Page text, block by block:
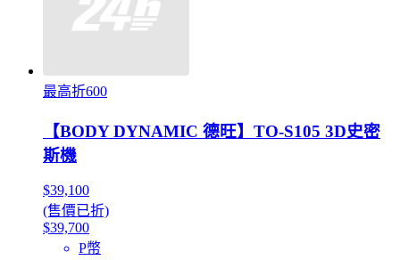
最高折600
【BODY DYNAMIC 德旺】TO-S105 3D史密
斯機
$39,100
(售價已折)
$39,700
P幣